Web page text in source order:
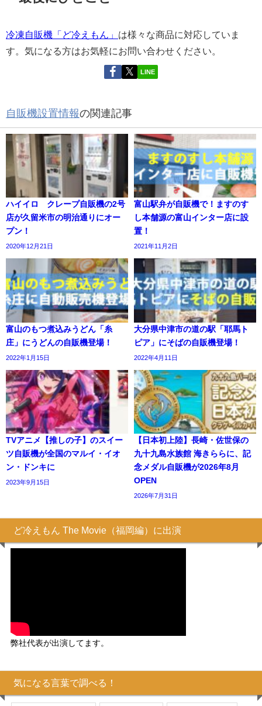
冷凍自販機「ど冷えもん」 は様々な商品に対応していま
す。気になる方はお気軽にお問い合わせください。
LINE
自販機設置情報の関連記事
ハイイロ クレープ自販機の2号
店が久留米市の明治通りにオー
プン！
2020年12月21日
富山駅弁が自販機で！ますのす
し本舗源の富山インター店に設
置！
2021年11月2日
富山のもつ煮込みうどん「糸
庄」にうどんの自販機登場！
2022年1月15日
大分県中津市の道の駅「耶馬ト
ピア」にそばの自販機登場！
2022年4月11日
TVアニメ【推しの子】のスイー
ツ自販機が全国のマルイ・イオ
ン・ドンキに
2023年9月15日
【日本初上陸】長崎・佐世保の
九十九島水族館 海きららに、記
念メダル自販機が2026年8月
OPEN
2026年7月31日
ど冷えもん The Movie（福岡編）に出演
弊社代表が出演してます。
気になる言葉で調べる！